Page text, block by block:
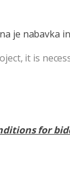
je nabavka
it is
for